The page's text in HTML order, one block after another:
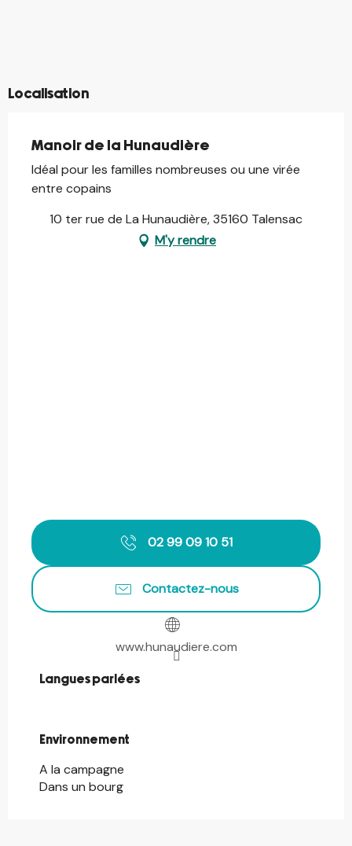
Localisation
Manoir de la Hunaudière
Idéal pour les familles nombreuses ou une virée
entre copains
10 ter rue de La Hunaudière, 35160 Talensac
M'y rendre
02 99 09 10 51
Contactez-nous
www.hunaudiere.com
Langues parlées
Langues parlées
Environnement
Environnement
A la campagne
Dans un bourg